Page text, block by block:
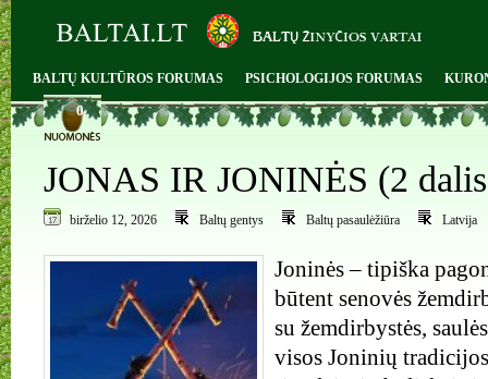
BALTŲ KULTŪROS FORUMAS PSICHOLOGIJOS FORUMAS
0
JONAS IR JONINĖS (2
birželio 12, 2026 Baltų gentys Baltų pasaulėžiūra Latvija
Joninės – tipiška
būtent senovės
su žemdirbystės,
visos Joninių